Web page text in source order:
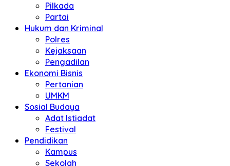
Pilkada
Partai
Hukum dan Kriminal
Polres
Kejaksaan
Pengadilan
Ekonomi Bisnis
Pertanian
UMKM
Sosial Budaya
Adat Istiadat
Festival
Pendidikan
Kampus
Sekolah